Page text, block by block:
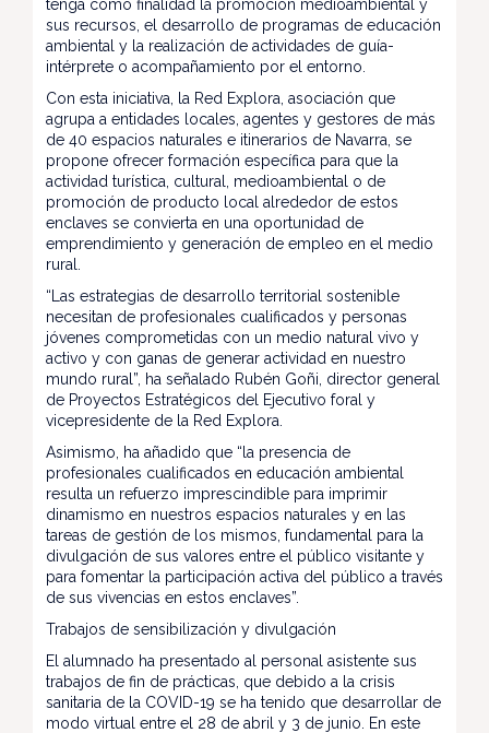
tenga como finalidad la promoción medioambiental y
sus recursos, el desarrollo de programas de educación
ambiental y la realización de actividades de guía-
intérprete o acompañamiento por el entorno.
Con esta iniciativa, la Red Explora, asociación que
agrupa a entidades locales, agentes y gestores de más
de 40 espacios naturales e itinerarios de Navarra, se
propone ofrecer formación específica para que la
actividad turística, cultural, medioambiental o de
promoción de producto local alrededor de estos
enclaves se convierta en una oportunidad de
emprendimiento y generación de empleo en el medio
rural.
“Las estrategias de desarrollo territorial sostenible
necesitan de profesionales cualificados y personas
jóvenes comprometidas con un medio natural vivo y
activo y con ganas de generar actividad en nuestro
mundo rural”, ha señalado Rubén Goñi, director general
de Proyectos Estratégicos del Ejecutivo foral y
vicepresidente de la Red Explora.
Asimismo, ha añadido que “la presencia de
profesionales cualificados en educación ambiental
resulta un refuerzo imprescindible para imprimir
dinamismo en nuestros espacios naturales y en las
tareas de gestión de los mismos, fundamental para la
divulgación de sus valores entre el público visitante y
para fomentar la participación activa del público a través
de sus vivencias en estos enclaves”.
Trabajos de sensibilización y divulgación
El alumnado ha presentado al personal asistente sus
trabajos de fin de prácticas, que debido a la crisis
sanitaria de la COVID-19 se ha tenido que desarrollar de
modo virtual entre el 28 de abril y 3 de junio. En este